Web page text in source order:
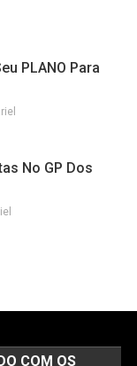
PLANO Para
No GP Dos
COM OS